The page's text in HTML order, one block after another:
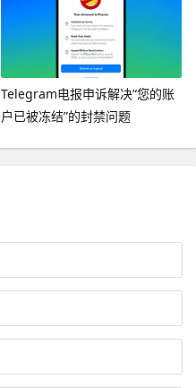
Telegram电报申诉解决“您的账
户已被冻结”的封禁问题